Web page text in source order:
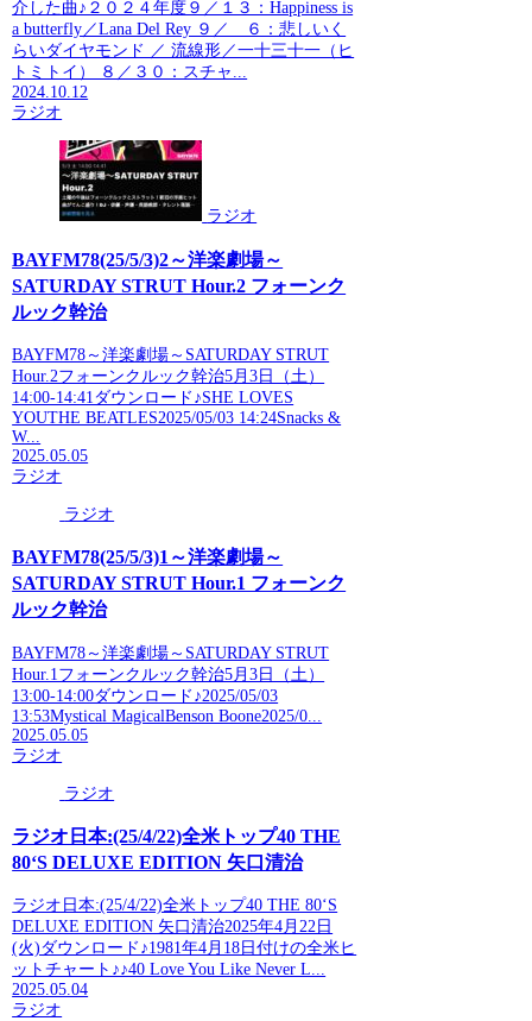
介した曲♪２０２４年度９／１３：Happiness is
a butterfly／Lana Del Rey ９／ ６：悲しいく
らいダイヤモンド ／ 流線形／一十三十一（ヒ
トミトイ） ８／３０：スチャ...
2024.10.12
ラジオ
ラジオ
BAYFM78(25/5/3)2～洋楽劇場～
SATURDAY STRUT Hour.2 フォーンク
ルック幹治
BAYFM78～洋楽劇場～SATURDAY STRUT
Hour.2フォーンクルック幹治5月3日（土）
14:00-14:41ダウンロード♪SHE LOVES
YOUTHE BEATLES2025/05/03 14:24Snacks &
W...
2025.05.05
ラジオ
ラジオ
BAYFM78(25/5/3)1～洋楽劇場～
SATURDAY STRUT Hour.1 フォーンク
ルック幹治
BAYFM78～洋楽劇場～SATURDAY STRUT
Hour.1フォーンクルック幹治5月3日（土）
13:00-14:00ダウンロード♪2025/05/03
13:53Mystical MagicalBenson Boone2025/0...
2025.05.05
ラジオ
ラジオ
ラジオ日本:(25/4/22)全米トップ40 THE
80‘S DELUXE EDITION 矢口清治
ラジオ日本:(25/4/22)全米トップ40 THE 80‘S
DELUXE EDITION 矢口清治2025年4月22日
(火)ダウンロード♪1981年4月18日付けの全米ヒ
ットチャート♪♪40 Love You Like Never L...
2025.05.04
ラジオ